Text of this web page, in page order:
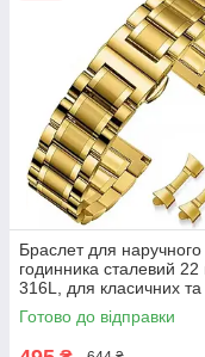
Браслет для наручного
годинника сталевий
316L, для класичних та
смарт-годинників
( код: IBW926Y )
Готово до відправки